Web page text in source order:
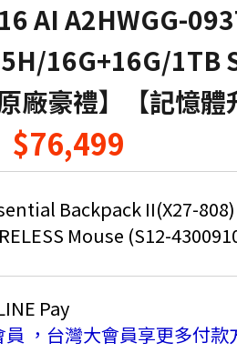
AI A2HWGG-
16G+16G/1TB
豪禮】【記憶體
$76,499
Backpack II(X27-808)
Mouse (S12-
Pay
員 ，台灣大會員享更多付款